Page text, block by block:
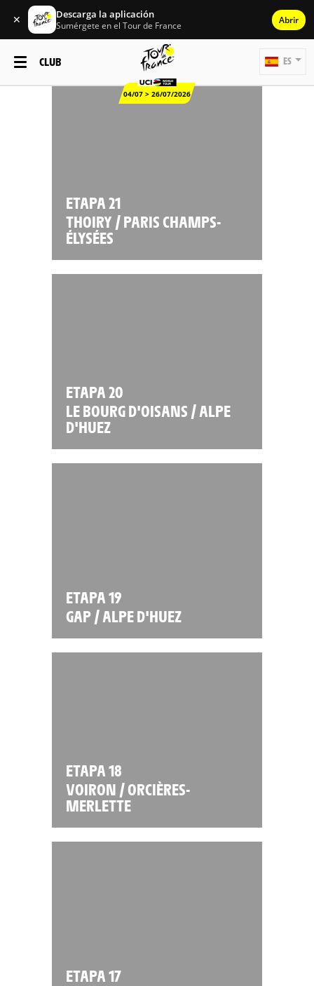
✕ Descarga la aplicación
Sumérgete en el Tour de France Abrir
CLUB
04/07 > 26/07/2026
ES
ETAPA 21
THOIRY / PARIS CHAMPS-
ÉLYSÉES
ETAPA 20
LE BOURG D'OISANS / ALPE
D'HUEZ
ETAPA 19
GAP / ALPE D'HUEZ
ETAPA 18
VOIRON / ORCIÈRES-
MERLETTE
ETAPA 17